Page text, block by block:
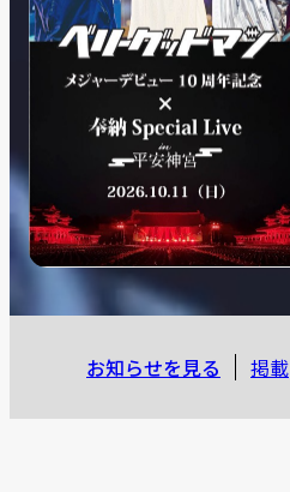
お知らせを見る 掲載